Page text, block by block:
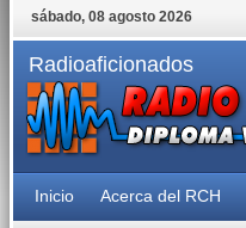
sábado, 08 agosto 2026
Radioaficionados
Inicio Acerca del RCH